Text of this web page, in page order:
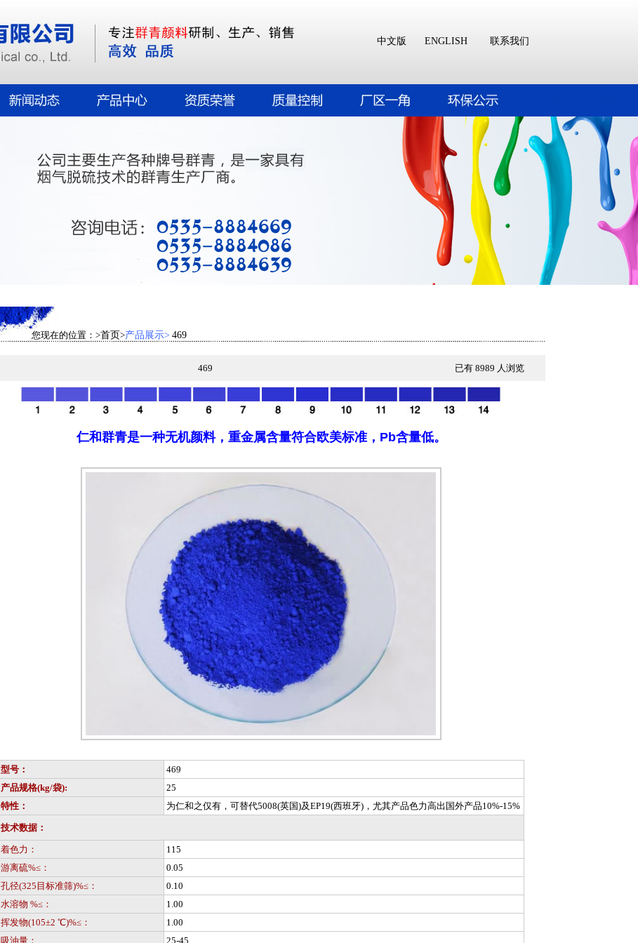
中文版 ENGLISH 联系我们
您现在的位置：>首页>产品展示> 469
469 已有 8989 人浏览
仁和群青是一种无机颜料，重金属含量符合欧美标准，Pb含量低。
型号：
469
产品规格(kg/袋):
25
特性：
为仁和之仅有，可替代5008(英国)及EP19(西班牙)，尤其产品色力高出国外产品10%-15%
技术数据：
着色力：
115
游离硫%≤：
0.05
孔径(325目标准筛)%≤：
0.10
水溶物 %≤：
1.00
挥发物(105±2 ℃)%≤：
1.00
吸油量：
25-45